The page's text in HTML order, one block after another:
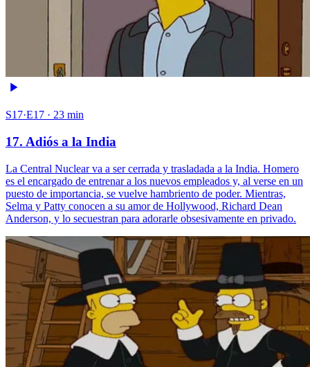
S17·E17 · 23 min
17. Adiós a la India
La Central Nuclear va a ser cerrada y trasladada a la India. Homero
es el encargado de entrenar a los nuevos empleados y, al verse en un
puesto de importancia, se vuelve hambriento de poder. Mientras,
Selma y Patty conocen a su amor de Hollywood, Richard Dean
Anderson, y lo secuestran para adorarle obsesivamente en privado.